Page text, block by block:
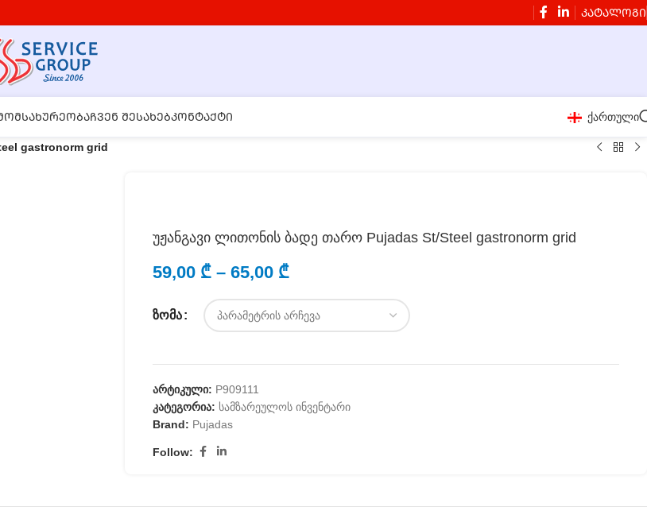
ᲙᲐᲢᲐᲚᲝᲒᲘ
ᲩᲕᲔᲜ ᲨᲔᲡᲐᲮᲔᲑᲙᲝᲜᲢᲐᲥᲢᲘ ქართული
gastronorm grid
უჟანგავი ლითონის ბადე თარო Pujadas St/Steel gastronorm grid
59,00 ₾ – 65,00 ₾
ᲖᲝᲛᲐ
არტიკული: P909111
კატეგორია: სამზარეულოს ინვენტარი
Brand: Pujadas
Follow: